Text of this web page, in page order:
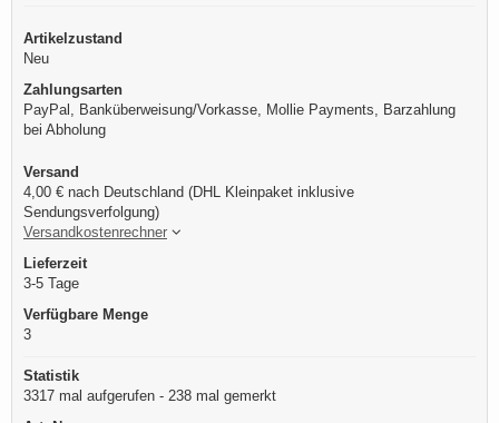
Artikelzustand
Neu
Zahlungsarten
PayPal, Banküberweisung/Vorkasse, Mollie Payments, Barzahlung
bei Abholung
Versand
4,00 € nach Deutschland (DHL Kleinpaket inklusive
Sendungsverfolgung)
Versandkostenrechner
Lieferzeit
3-5 Tage
Verfügbare Menge
3
Statistik
3317 mal aufgerufen - 238 mal gemerkt